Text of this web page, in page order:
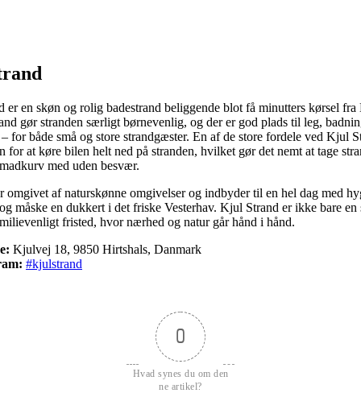
er en skøn og rolig badestrand beliggende blot få minutters kørsel fra
gør stranden særligt børnevenlig, og der er god plads til leg,
for både små og store strandgæster. En af de store fordele ved Kjul
for at køre bilen helt ned på stranden, hvilket gør det nemt at tage
med uden besvær.
omgivet af naturskønne omgivelser og indbyder til en hel dag med
måske en dukkert i det friske Vesterhav. Kjul Strand er ikke bare en
fristed, hvor nærhed og natur går hånd i hånd.
Kjulvej 18, 9850 Hirtshals, Danmark
#kjulstrand
0
Hvad synes du om den
ne artikel?